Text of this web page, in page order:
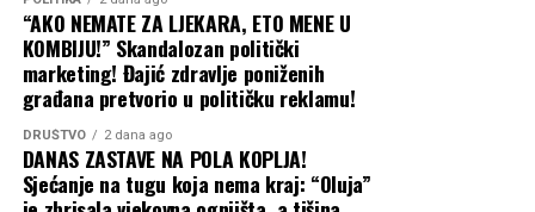
Posao: Finansijska situacija se stabilizuje. Posvećenost i
rad iz prethodnog perioda konačno daju vidljive i
konkretne rezultate.
Zdravlje: Čuvajte zglobove i koljena, izbjegavajte
prevelika fizička opterećenja.
su drugi previdjeli, što će vam donijeti dodatne poene
kod rukovodstva.
Ljubav: Pretjerano analizirate svaki korak partnera, što
može stvoriti tenziju. Slobodne Djevice bi mogle
započeti komunikaciju sa nekima ko dijeli njihova
interesovanja.
“AKO NEMATE ZA LJEKARA, ETO MENE U
KOMBIJU!” Skandalozan politički
marketing! Đajić zdravlje poniženih
građana pretvorio u političku reklamu!
DRUŠTVO 2 dana ago
DANAS ZASTAVE NA POLA KOPLJA!
Sjećanje na tugu koja nema kraj: “Oluja”